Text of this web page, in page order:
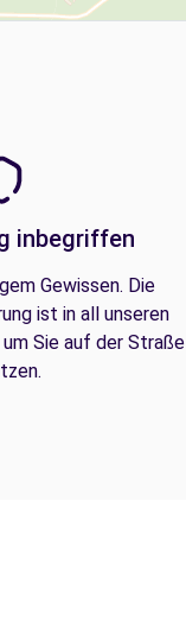
inbegriffen
Gewissen. Die
ist in all unseren
Sie auf der